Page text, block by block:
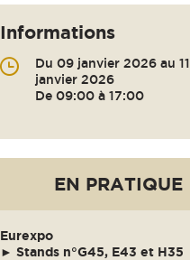
Informations
Du 09 janvier 2026 au 11
janvier 2026
De 09:00 à 17:00
EN PRATIQUE
Eurexpo
► Stands n°G45, E43 et H35